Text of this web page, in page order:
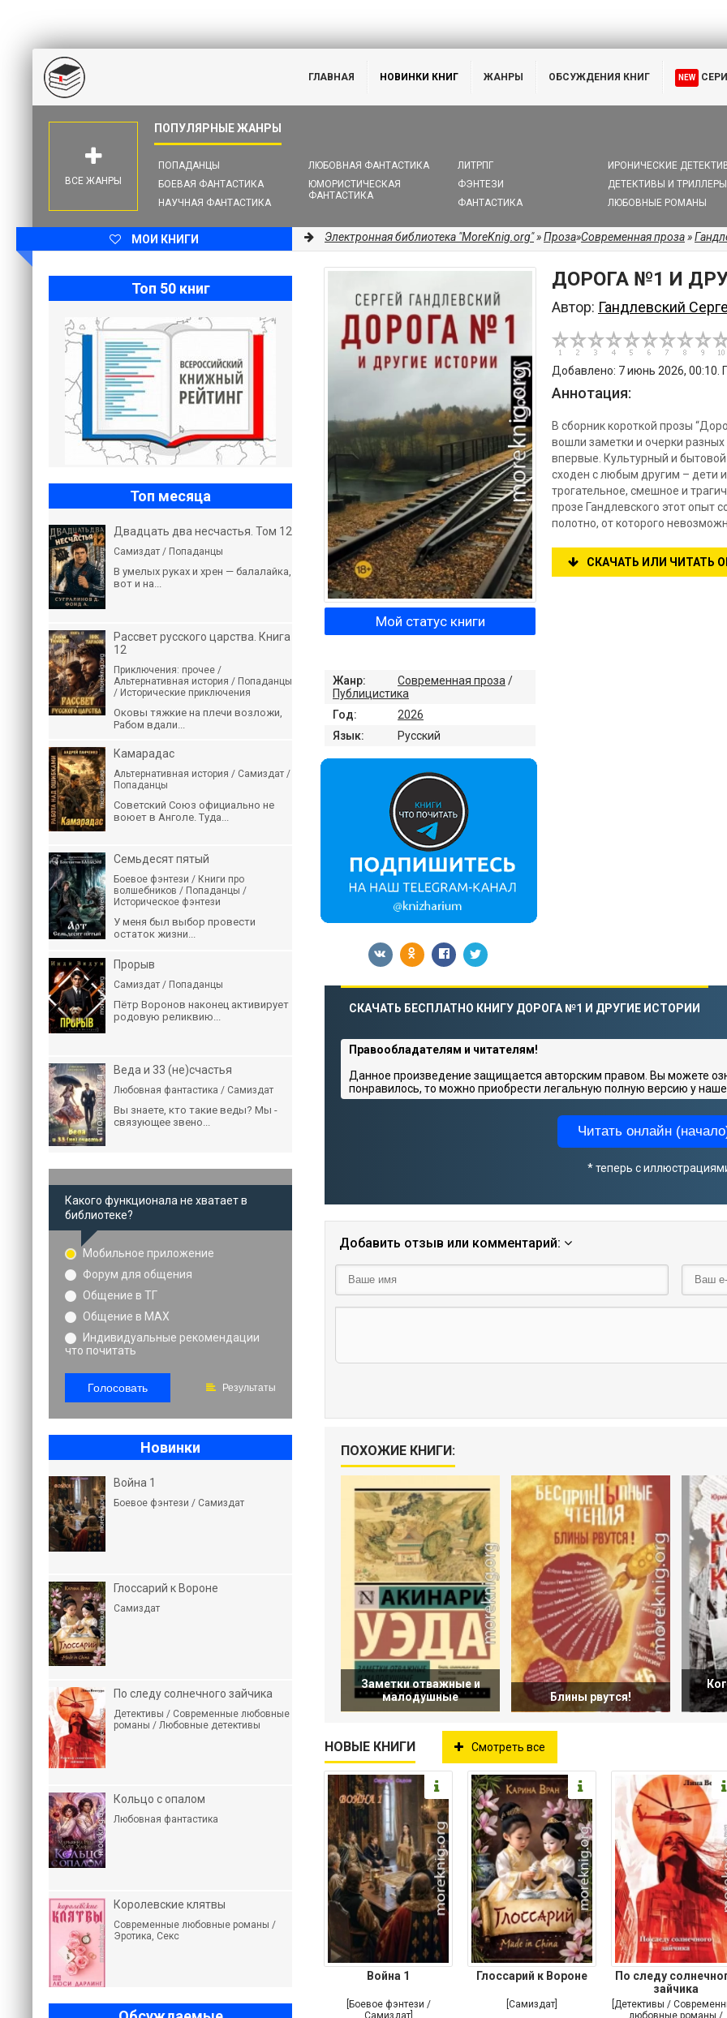
ГЛАВНАЯ НОВИНКИ КНИГ ЖАНРЫ ОБСУЖДЕНИЯ КНИГ NEW
ПОПАДАНЦЫ
БОЕВАЯ ФАНТАСТИКА
НАУЧНАЯ ФАНТАСТИКА
ЛЮБОВНАЯ ФАНТАСТИКА
ЮМОРИСТИЧЕСКАЯ
ФАНТАСТИКА
ЛИТРПГ
ФЭНТЕЗИ
ФАНТАСТИКА
ИРОНИЧЕСКИЕ
ДЕТЕКТИВЫ И ТРИЛЛЕРЫ
ЛЮБОВНЫЕ РОМАНЫ
ВСЕ ЖАНРЫ
МОИ КНИГИ Электронная библиотека "MoreKnig.org"»Проза»Современная проза»
ДОРОГА №1 И
Автор: Гандлевский
Добавлено: 7 июнь 2026, 00:10.
Аннотация:
В сборник короткой прозы
вошли заметки и очерки
впервые. Культурный и
сходен с любым другим – дети
трогательное, смешное и
прозе Гандлевского этот опыт
полотно, от которого
СКАЧАТЬ ИЛИ ЧИТАТЬ
Мой статус книги
Жанр: Современная проза /
Публицистика
Год:
2026
Язык:
Русский
СКАЧАТЬ БЕСПЛАТНО КНИГУ ДОРОГА №1 И ДРУГИЕ ИСТОРИИ
Правообладателям и читателям!
Данное произведение защищается авторским правом. Вы можете
понравилось, то можно приобрести легальную полную версию у
Читать онлайн
* теперь с
Добавить отзыв или комментарий:
ПОХОЖИЕ КНИГИ:
Заметки отважные и
малодушные
Блины рвутся!
НОВЫЕ КНИГИ Смотреть все
Война 1
[Боевое фэнтези /
Самиздат]
Глоссарий к Вороне
[Самиздат]
По следу
зайчика
[Детективы /
любовные романы /
Топ 50 книг
Топ месяца
Двадцать два несчастья. Том 12
Самиздат / Попаданцы
В умелых руках и хрен — балалайка,
вот и на...
Рассвет русского царства. Книга
12
Приключения: прочее /
Альтернативная история / Попаданцы
/ Исторические приключения
Оковы тяжкие на плечи возложи,
Рабом вдали...
Камарадас
Альтернативная история / Самиздат /
Попаданцы
Советский Союз официально не
воюет в Анголе. Туда...
Семьдесят пятый
Боевое фэнтези / Книги про
волшебников / Попаданцы /
Историческое фэнтези
У меня был выбор провести
остаток жизни...
Прорыв
Самиздат / Попаданцы
Пётр Воронов наконец активирует
родовую реликвию...
Веда и 33 (не)счастья
Любовная фантастика / Самиздат
Вы знаете, кто такие веды? Мы -
связующее звено...
Какого функционала не хватает в
библиотеке?
Мобильное приложение
Форум для общения
Общение в ТГ
Общение в MAX
Индивидуальные рекомендации
что почитать
Голосовать Результаты
Новинки
Война 1
Боевое фэнтези / Самиздат
Глоссарий к Вороне
Самиздат
По следу солнечного зайчика
Детективы / Современные любовные
романы / Любовные детективы
Кольцо с опалом
Любовная фантастика
Королевские клятвы
Современные любовные романы /
Эротика, Секс